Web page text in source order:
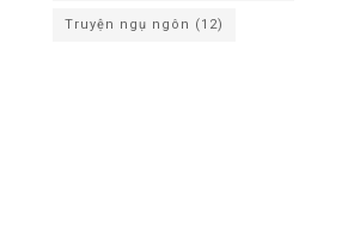
Truyện ngụ ngôn (12)